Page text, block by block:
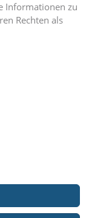
Informationen zu
Rechten als